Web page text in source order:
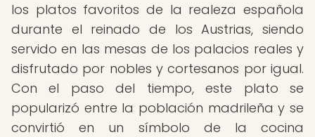
los platos favoritos de la realeza española
durante el reinado de los Austrias, siendo
servido en las mesas de los palacios reales y
disfrutado por nobles y cortesanos por igual.
Con el paso del tiempo, este plato se
popularizó entre la población madrileña y se
convirtió en un símbolo de la cocina